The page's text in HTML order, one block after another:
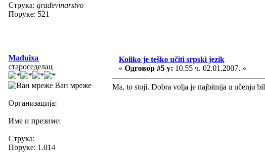
Струка: građevinarstvo
Поруке: 521
Maduixa
староседелац
Ван мреже
Организација:
Име и презиме:
Струка:
Поруке: 1.014
Koliko je teško učiti srpski jezik
« Одговор #5 у: 10.55 ч. 02.01.2007. »
Ma, to stoji. Dobra volja je najbitnija u učenju